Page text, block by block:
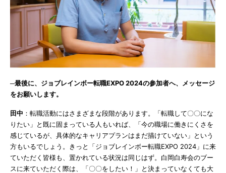
─最後に、ジョブレインボー転職EXPO 2024の参加者へ、メッセージ
をお願いします。
田中 ：転職活動にはさまざまな段階があります。「転職して〇〇にな
りたい」と既に固まっている人もいれば、「今の職場に働きにくさを
感じているが、具体的なキャリアプランはまだ描けていない」という
方もいるでしょう。きっと「ジョブレインボー転職EXPO 2024」に来
ていただく皆様も、置かれている状況は同じはず。白岡白寿会のブー
スに来ていただく際は、「〇〇をしたい！」と決まっていなくても大